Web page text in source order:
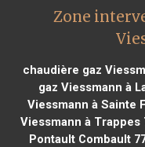
Zone
chaudière gaz
gaz Viessmann à
Viessmann à Sainte
Viessmann à Trappes
Pontault Combault